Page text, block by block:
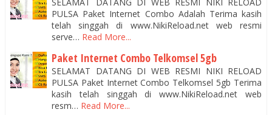
PULSA Paket Internet Combo Adalah Terima kasih
telah singgah di www.NikiReload.net web resmi
serve… Read More...
Paket Internet Combo Telkomsel 5gb
SELAMAT DATANG DI WEB RESMI NIKI RELOAD
PULSA Paket Internet Combo Telkomsel 5gb Terima
kasih telah singgah di www.NikiReload.net web
resm… Read More...